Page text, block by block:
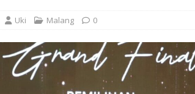
Uki Malang 0